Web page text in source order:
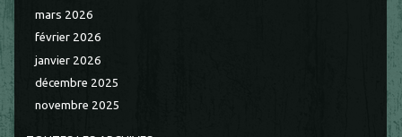
mars 2026
février 2026
janvier 2026
décembre 2025
novembre 2025